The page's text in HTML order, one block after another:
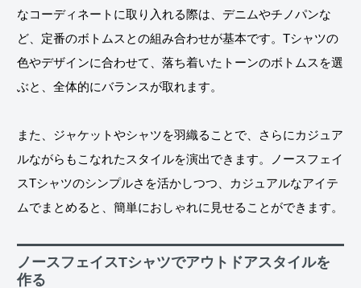
なコーディネートに取り入れる際は、デニムやチノパンな
ど、定番のボトムスとの組み合わせが基本です。Tシャツの
色やデザインに合わせて、落ち着いたトーンのボトムスを選
ぶと、全体的にバランスが取れます。
また、ジャケットやシャツを羽織ることで、さらにカジュア
ルながらもこなれたスタイルを演出できます。ノースフェイ
スTシャツのシンプルさを活かしつつ、カジュアルなアイテ
ムでまとめると、簡単におしゃれに見せることができます。
ノースフェイスTシャツでアウトドアスタイルを
作る